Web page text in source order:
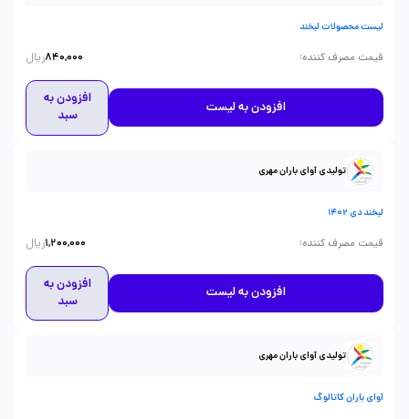
لیست محصولات لبخند
قیمت مصرف کننده:
840,000ریال
افزودن به لیست
افزودن به
سبد
تولیدی آوای باران مهری
لبخند دی 1402
قیمت مصرف کننده:
1,200,000ریال
افزودن به لیست
افزودن به
سبد
تولیدی آوای باران مهری
آوای باران کاتالوگ